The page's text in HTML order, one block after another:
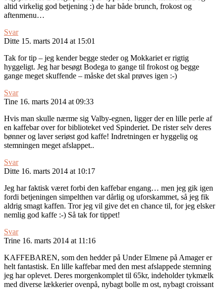
altid virkelig god betjening :) de har både brunch, frokost og
aftenmenu…
Svar
Ditte 15. marts 2014 at 15:01
Tak for tip – jeg kender begge steder og Mokkariet er rigtig
hyggeligt. Jeg har besøgt Bodega to gange til frokost og begge
gange meget skuffende – måske det skal prøves igen :-)
Svar
Tine 16. marts 2014 at 09:33
Hvis man skulle nærme sig Valby-egnen, ligger der en lille perle af
en kaffebar over for biblioteket ved Spinderiet. De rister selv deres
bønner og laver seriøst god kaffe! Indretningen er hyggelig og
stemningen meget afslappet..
Svar
Ditte 16. marts 2014 at 10:17
Jeg har faktisk været forbi den kaffebar engang… men jeg gik igen
fordi betjeningen simpelthen var dårlig og uforskammet, så jeg fik
aldrig smagt kaffen. Tror jeg vil give det en chance til, for jeg elsker
nemlig god kaffe :-) Så tak for tippet!
Svar
Trine 16. marts 2014 at 11:16
KAFFEBAREN, som den hedder på Under Elmene på Amager er
helt fantastisk. En lille kaffebar med den mest afslappede stemning
jeg har oplevet. Deres morgenkomplet til 65kr, indeholder tykmælk
med diverse lækkerier ovenpå, nybagt bolle m ost, nybagt croissant